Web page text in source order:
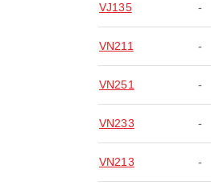
VJ135 -
VN211 -
VN251 -
VN233 -
VN213 -